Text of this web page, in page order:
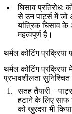
घिसाव प्रतिरोध:
से उन पार्ट्स में
यांत्रिक घिसाव
महत्वपूर्ण है।
थर्मल कोटिंग प्रक्रिया
थर्मल कोटिंग
प्रभावशीलता
सतह तैयारी –
हटाने के लिए साफ
को खुरदरा भी